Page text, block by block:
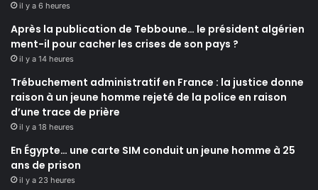
il y a 6 heures
Après la publication de Tebboune… le président algérien
ment-il pour cacher les crises de son pays ?
il y a 14 heures
Trébuchement administratif en France : la justice donne
raison à un jeune homme rejeté de la police en raison
d’une trace de prière
il y a 18 heures
En Égypte… une carte SIM conduit un jeune homme à 25
ans de prison
il y a 23 heures